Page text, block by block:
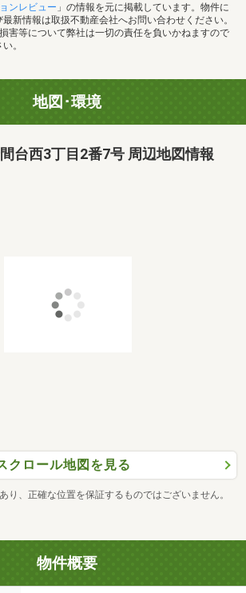
ンレビュー 」の情報を元に掲載しています。物件に
新情報は取扱不動産会社へお問い合わせください。
害等について弊社は一切の責任を負いかねますので
。
地図･環境
台西3丁目2番7号 周辺地図情報
クロール地図を見る
り、正確な位置を保証するものではございません。
物件概要